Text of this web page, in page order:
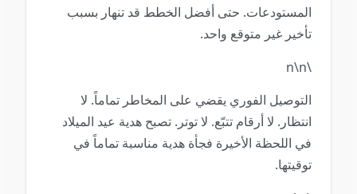
المستودعات. حتى أفضل الخطط قد تنهار بسبب
تأخير غير متوقع واحد.
التوصيل الفوري يقضي على المخاطر تماماً. لا
انتظار. لا أرقام تتبّع. لا توتر. تصبح هدية عيد الميلاد
في اللحظة الأخيرة فجأة هدية مناسبة تماماً في
توقيتها.